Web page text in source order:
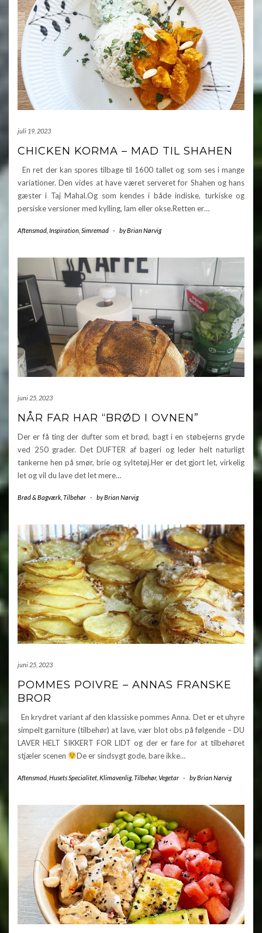
juli 19, 2023
CHICKEN KORMA – MAD TIL SHAHEN
En ret der kan spores tilbage til 1600 tallet og som ses i mange
variationer. Den vides at have været serveret for Shahen og hans
gæster i Taj Mahal.Og som kendes i både indiske, turkiske og
persiske versioner med kylling, lam eller okse.Retten er…
Aftensmad Inspiration Simremad - byBrian Nørvig
juni 25, 2023
NÅR FAR HAR “BRØD I OVNEN”
Der er få ting der dufter som et brød, bagt i en støbejerns gryde
ved 250 grader. Det DUFTER af bageri og leder helt naturligt
tankerne hen på smør, brie og syltetøj.Her er det gjort let, virkelig
let og vil du lave det let mere…
Brød & Bagværk Tilbehør - byBrian Nørvig
juni 25, 2023
POMMES POIVRE – ANNAS FRANSKE
BROR
En krydret variant af den klassiske pommes Anna. Det er et uhyre
simpelt garniture (tilbehør) at lave, vær blot obs på følgende – DU
LAVER HELT SIKKERT FOR LIDT og der er fare for at tilbehøret
stjæler scenen
De er sindsygt gode, bare ikke…
Aftensmad Husets Specialitet Klimavenlig, Tilbehør, Vegetar - byBrian Nørvig